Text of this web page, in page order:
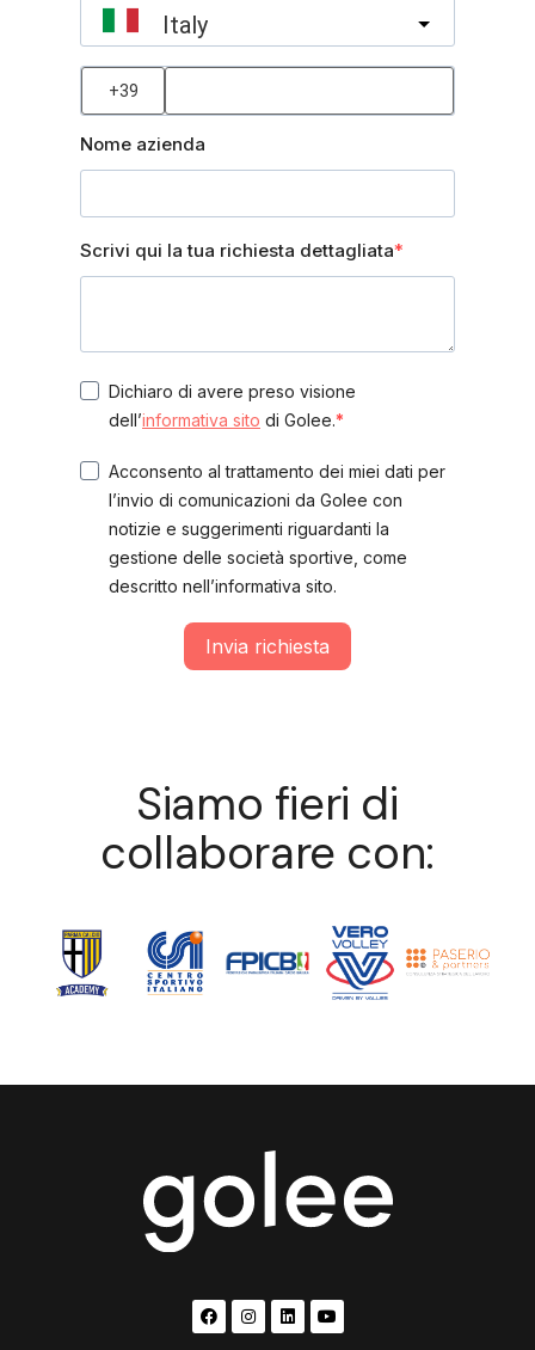
Italy
Nome azienda
Scrivi qui la tua richiesta dettagliata
Dichiaro di avere preso visione
dell’informativa sito di Golee.
Acconsento al trattamento dei miei dati per
l’invio di comunicazioni da Golee con
notizie e suggerimenti riguardanti la
gestione delle società sportive, come
descritto nell’informativa sito.
Invia richiesta
Siamo fieri di
collaborare con: